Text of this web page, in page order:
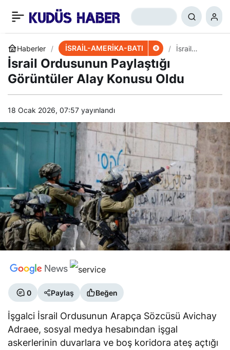
Haberler İSRAİL-AMERİKA-BATI
İsrail
Görüntüler
Alay Konusu
İsrail Ordusunun Paylaştığı
Görüntüler Alay Konusu Oldu
18 Ocak 2026, 07:57 yayınlandı
0 Paylaş Beğen
İşgalci İsrail Ordusunun Arapça Sözcüsü Avichay
Adraee, sosyal medya hesabından işgal
askerlerinin duvarlara ve boş koridora ateş açtığı
Fransa’da Hamas’la
Mücadele Toplantısı!
+ 0 Paylaş